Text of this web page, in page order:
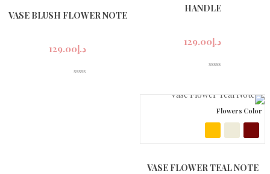
HANDLE
د.إ129.00
VASE BLUSH FLOWER NOTE
د.إ129.00
Flowers Color
VASE FLOWER TEAL NOTE